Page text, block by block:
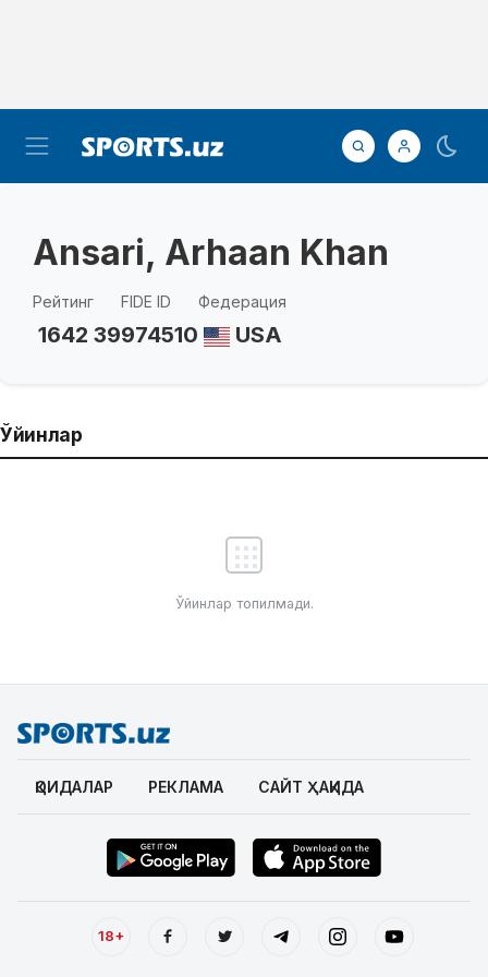
Ansari, Arhaan Khan
Рейтинг
1642
FIDE ID
39974510
Федерация
USA
Ўйинлар
Ўйинлар топилмади.
ҚОИДАЛАР РЕКЛАМА САЙТ ҲАҚИДА
18+